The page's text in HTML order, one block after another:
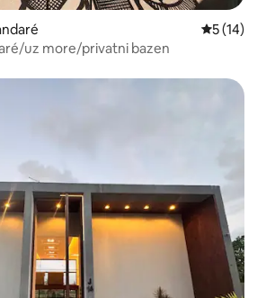
Prosječna
5 (14)
uz more/privatni bazen